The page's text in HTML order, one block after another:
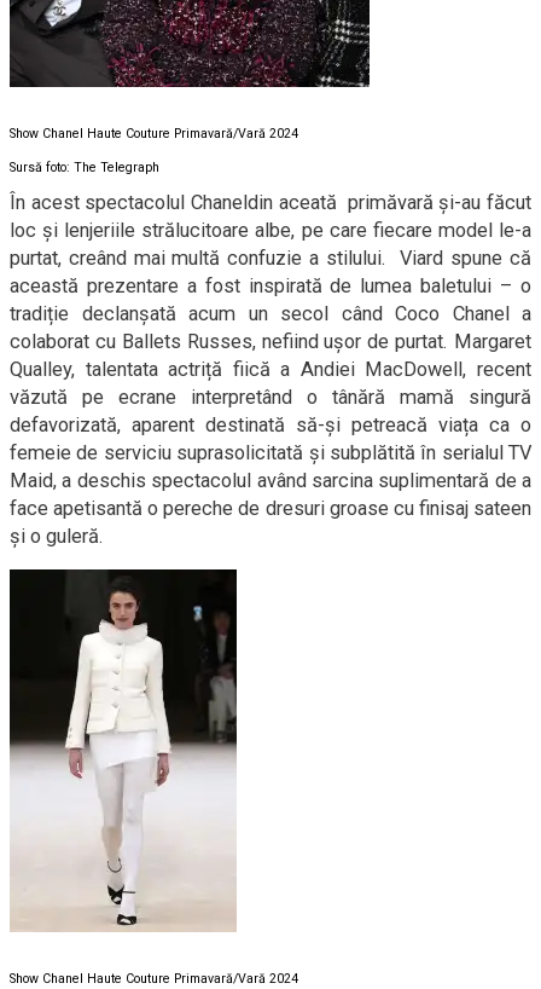
Show Chanel Haute Couture Primavară/Vară 2024
Sursă foto: The Telegraph
În acest spectacolul Chaneldin aceată primăvară și-au făcut
loc și lenjeriile strălucitoare albe, pe care fiecare model le-a
purtat, creând mai multă confuzie a stilului. Viard spune că
această prezentare a fost inspirată de lumea baletului – o
tradiție declanșată acum un secol când Coco Chanel a
colaborat cu Ballets Russes, nefiind ușor de purtat. Margaret
Qualley, talentata actriță fiică a Andiei MacDowell, recent
văzută pe ecrane interpretând o tânără mamă singură
defavorizată, aparent destinată să-și petreacă viața ca o
femeie de serviciu suprasolicitată și subplătită în serialul TV
Maid, a deschis spectacolul având sarcina suplimentară de a
face apetisantă o pereche de dresuri groase cu finisaj sateen
și o guleră.
Show Chanel Haute Couture Primavară/Vară 2024